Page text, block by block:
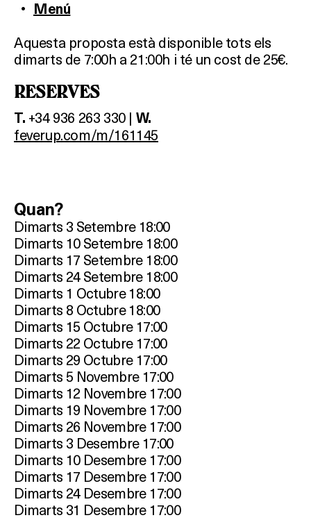
Menú
Aquesta proposta està disponible tots els
dimarts de 7:00h a 21:00h i té un cost de 25€.
RESERVES
T. +34 936 263 330 | W.
feverup.com/m/161145
Quan?
Dimarts 3 Setembre 18:00
Dimarts 10 Setembre 18:00
Dimarts 17 Setembre 18:00
Dimarts 24 Setembre 18:00
Dimarts 1 Octubre 18:00
Dimarts 8 Octubre 18:00
Dimarts 15 Octubre 17:00
Dimarts 22 Octubre 17:00
Dimarts 29 Octubre 17:00
Dimarts 5 Novembre 17:00
Dimarts 12 Novembre 17:00
Dimarts 19 Novembre 17:00
Dimarts 26 Novembre 17:00
Dimarts 3 Desembre 17:00
Dimarts 10 Desembre 17:00
Dimarts 17 Desembre 17:00
Dimarts 24 Desembre 17:00
Dimarts 31 Desembre 17:00